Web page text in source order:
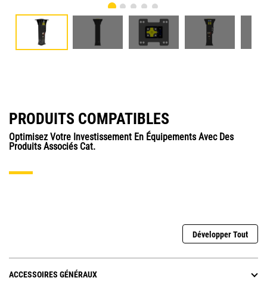
PRODUITS COMPATIBLES
Optimisez Votre Investissement En Équipements Avec Des
Produits Associés Cat.
Développer Tout
ACCESSOIRES GÉNÉRAUX